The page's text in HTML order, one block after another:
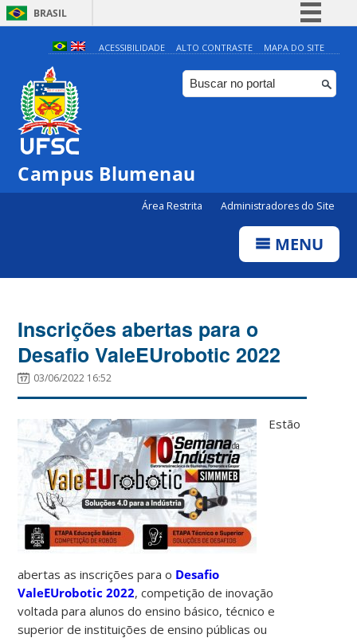
BRASIL
Simplifique!
Comunica BR
Participe
ACESSIBILIDADE ALTO CONTRASTE MAPA DO SITE
Campus Blumenau
Área Restrita Administradores do Site
MENU
Inscrições abertas para o
Desafio ValeEUrobotic 2022
03/06/2022 16:52
Estão
abertas as inscrições para o Desafio
ValeEUrobotic 2022, competição de inovação
voltada para alunos do ensino básico, técnico e
superior de instituições de ensino públicas ou